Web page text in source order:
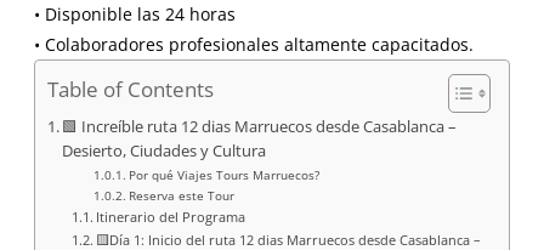
• Disponible las 24 horas
• Colaboradores profesionales altamente capacitados.
Table of Contents
🟩 Increíble ruta 12 dias Marruecos desde Casablanca –
Desierto, Ciudades y Cultura
Por qué Viajes Tours Marruecos?
Reserva este Tour
Itinerario del Programa
🟨Día 1: Inicio del ruta 12 dias Marruecos desde Casablanca –